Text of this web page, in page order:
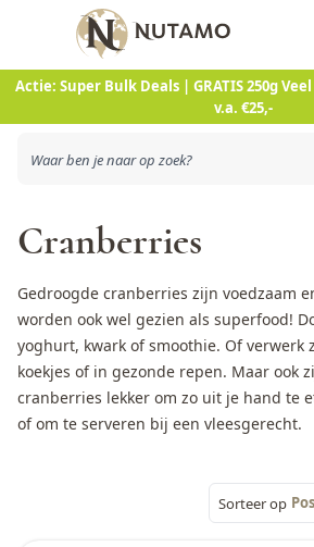
Actie: Super Bulk Deals | GRATIS 250g
v.a. €25,-
Ga naar de inhoud
Cranberries
Gedroogde cranberries zijn voedzaam
worden ook wel gezien als superfood!
yoghurt, kwark of smoothie. Of verwerk
koekjes of in gezonde repen. Maar ook
cranberries lekker om zo uit je hand te
of om te serveren bij een vleesgerecht.
Sorteer op